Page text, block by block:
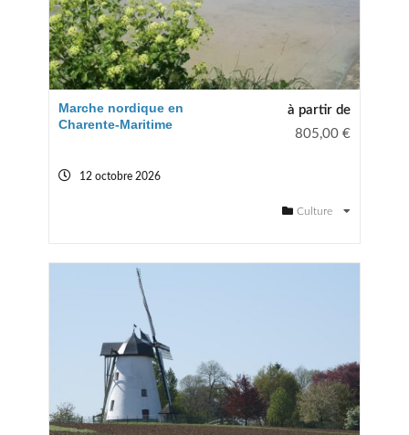
Marche nordique en
Charente-Maritime
à partir de
805,00 €
12 octobre 2026
Culture